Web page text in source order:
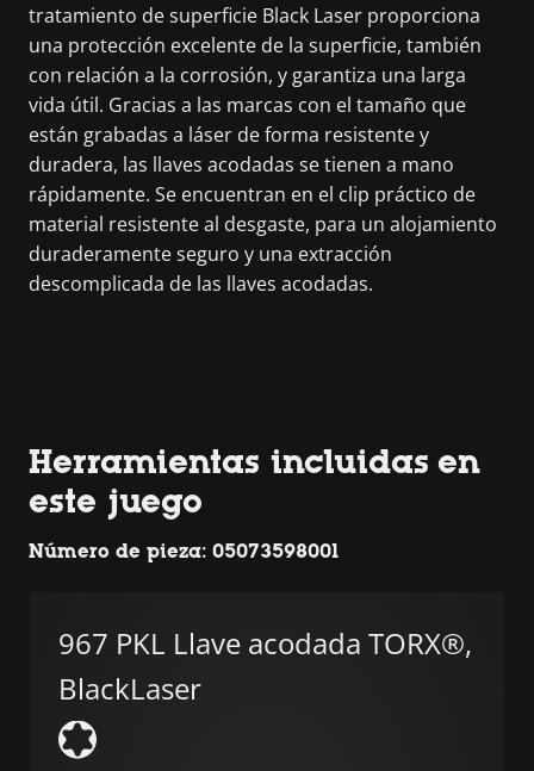
tratamiento de superficie Black Laser proporciona
una protección excelente de la superficie, también
con relación a la corrosión, y garantiza una larga
vida útil. Gracias a las marcas con el tamaño que
están grabadas a láser de forma resistente y
duradera, las llaves acodadas se tienen a mano
rápidamente. Se encuentran en el clip práctico de
material resistente al desgaste, para un alojamiento
duraderamente seguro y una extracción
descomplicada de las llaves acodadas.
Herramientas incluidas en
este juego
Número de pieza: 05073598001
967 PKL Llave acodada TORX®,
BlackLaser